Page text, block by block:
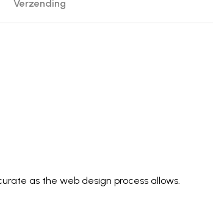
Verzending
as the web design process allows.